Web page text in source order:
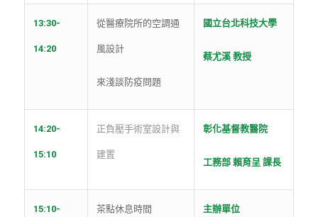
13:30-
14:20
從醫療院所的空調通
風設計
來淺談防疫問題
國立台北科技大學
蔡尤溪 教授
14:20-
15:10
正負壓手術室設計與
建置
彰化基督教醫院
工務部 賴育呈 課長
15:10- 茶點休息時間 主辦單位